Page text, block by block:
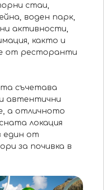
стаи,
воден парк,
активности,
както и
от ресторанти
съчетава
автентични
а отличното
локация
един от
за почивка в